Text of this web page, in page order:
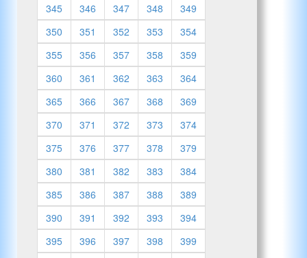
345
346 347 348
349
350
351 352 353
354
355
356 357 358
359
360
361 362 363
364
365
366 367 368
369
370
371 372 373
374
375
376 377 378
379
380
381 382 383
384
385
386 387 388
389
390
391 392 393
394
395
396 397 398
399